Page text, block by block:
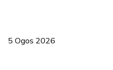
5 Ogos 2026